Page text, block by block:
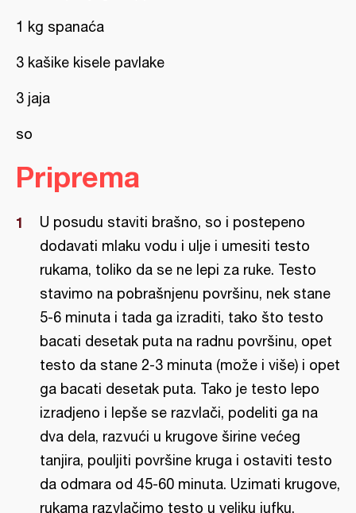
1 kg spanaća
3 kašike kisele pavlake
3 jaja
so
Priprema
U posudu staviti brašno, so i postepeno
dodavati mlaku vodu i ulje i umesiti testo
rukama, toliko da se ne lepi za ruke. Testo
stavimo na pobrašnjenu površinu, nek stane
5-6 minuta i tada ga izraditi, tako što testo
bacati desetak puta na radnu površinu, opet
testo da stane 2-3 minuta (može i više) i opet
ga bacati desetak puta. Tako je testo lepo
izradjeno i lepše se razvlači, podeliti ga na
dva dela, razvući u krugove širine većeg
tanjira, pouljiti površine kruga i ostaviti testo
da odmara od 45-60 minuta. Uzimati krugove,
rukama razvlačimo testo u veliku jufku,